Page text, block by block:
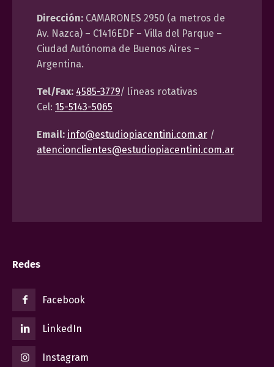
Dirección: CAMARONES 2950 (a metros de
Av. Nazca) – C1416EDF – Villa del Parque –
Ciudad Autónoma de Buenos Aires –
Argentina.
Tel/Fax: 4585-3779/ líneas rotativas
Cel: 15-5143-5065
Email: info@estudiopiacentini.com.ar /
atencionclientes@estudiopiacentini.com.ar
Redes
Facebook
LinkedIn
Instagram